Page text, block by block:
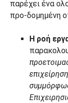
παρέχει ένα
προ-δομημένη
Η ροή